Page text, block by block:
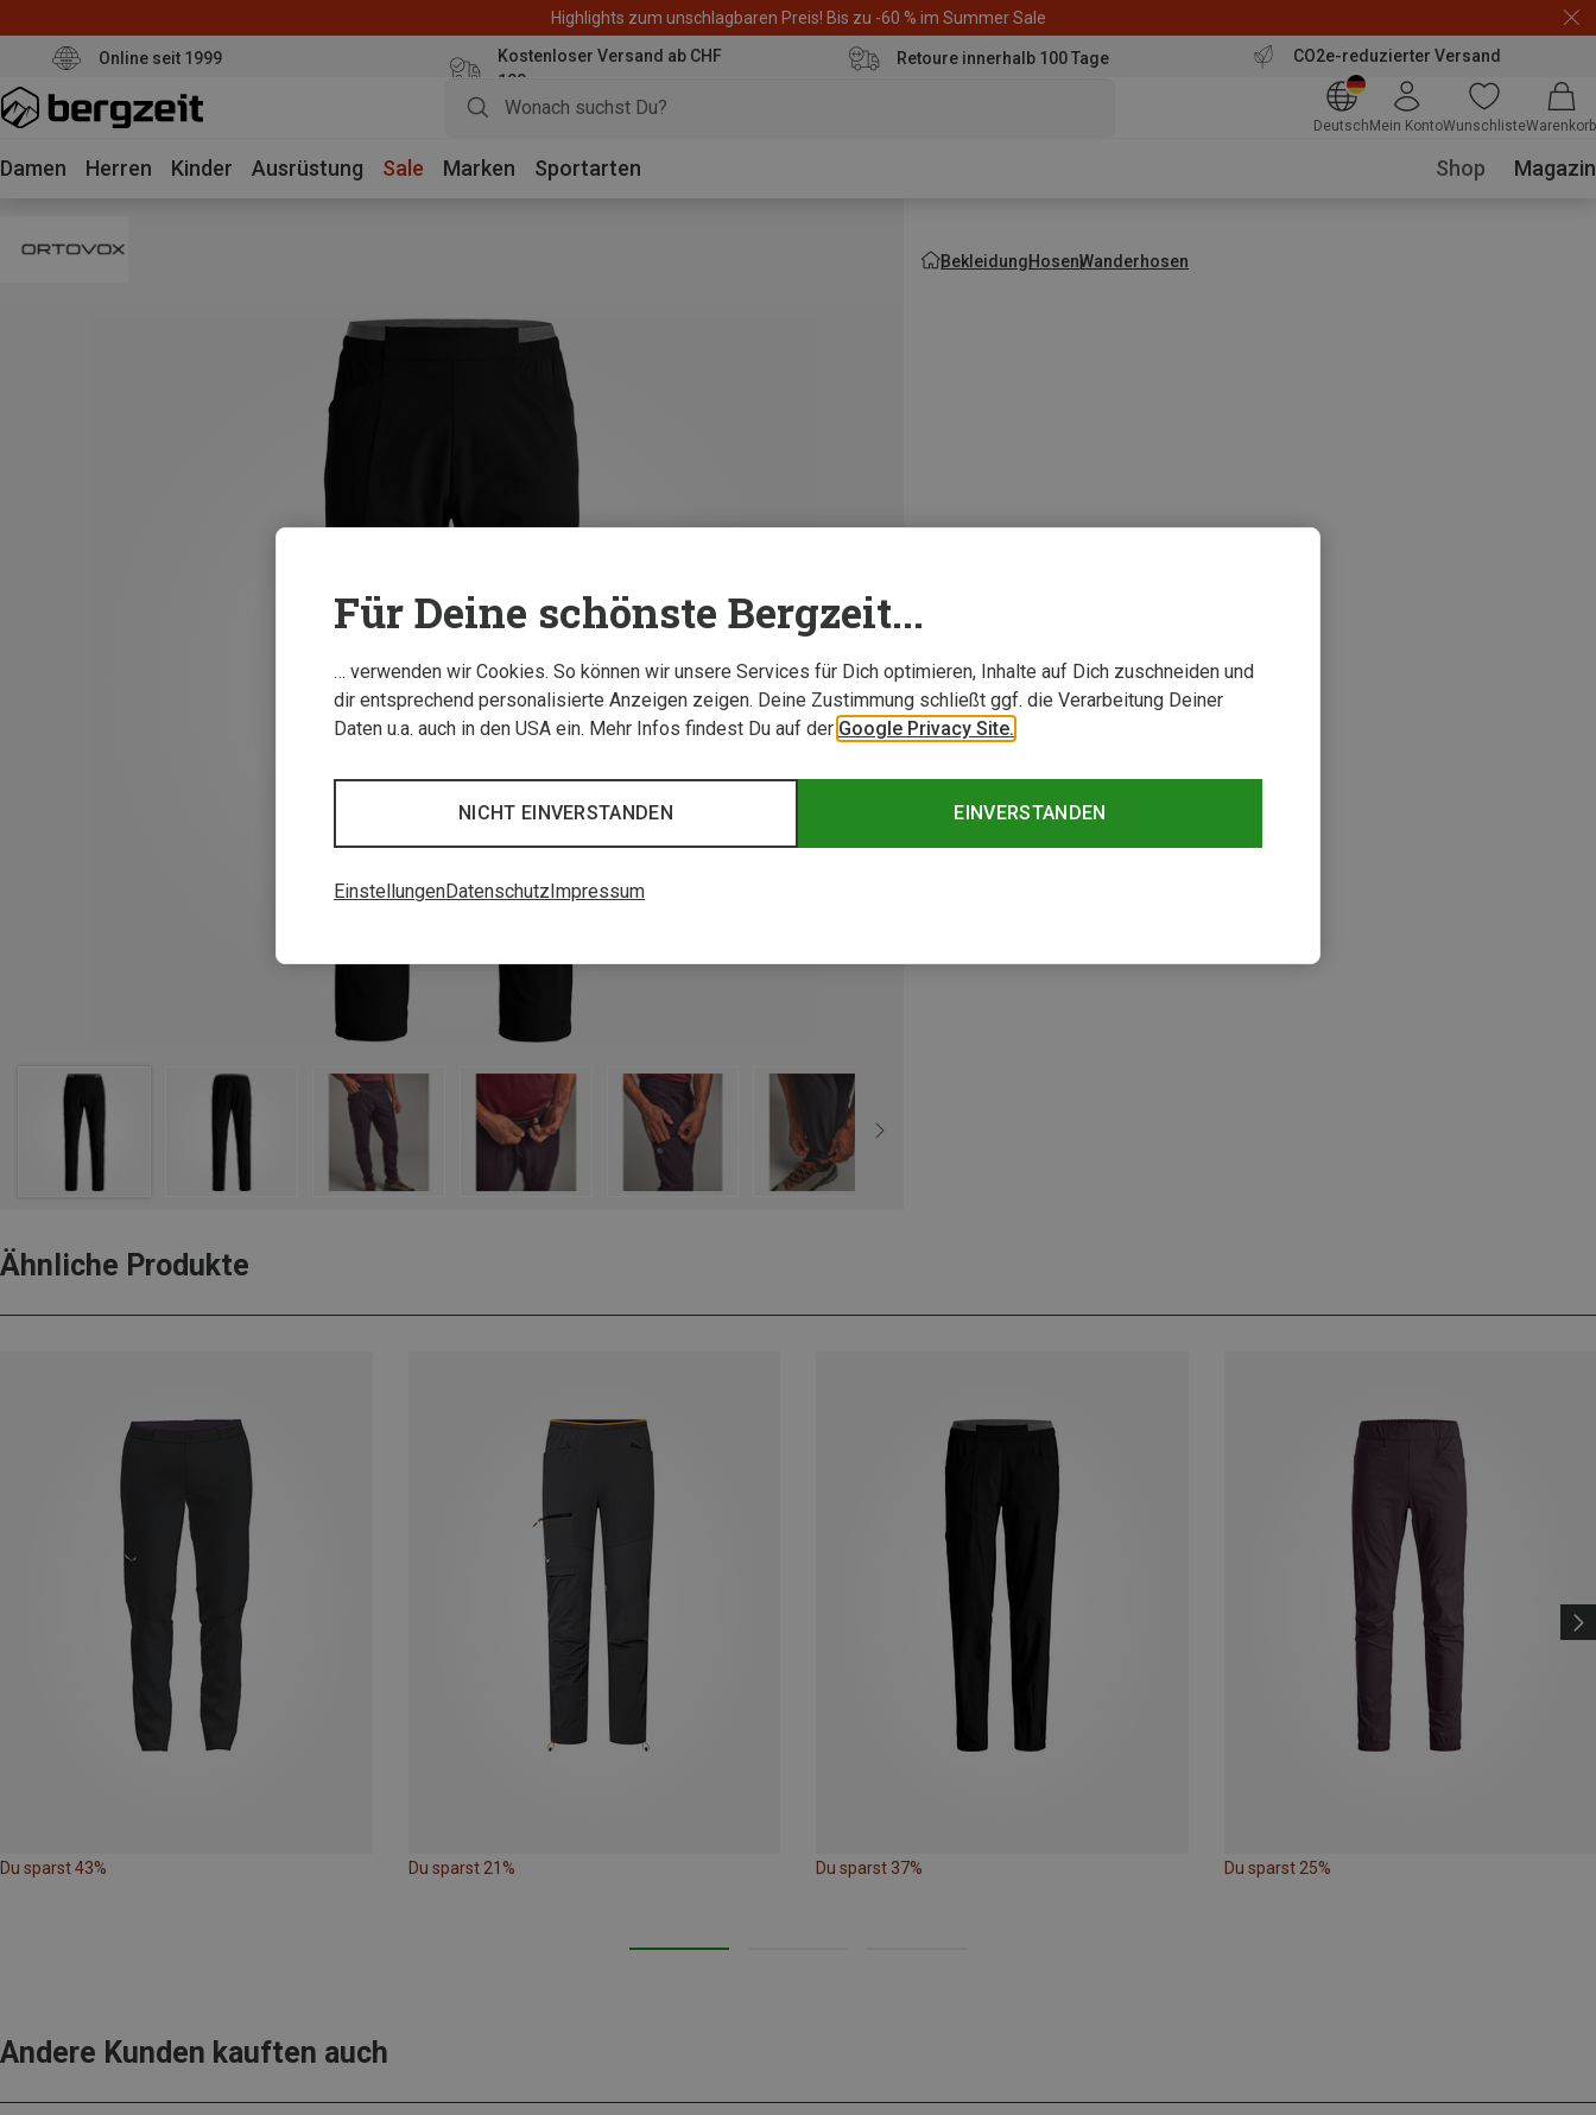
Highlights zum unschlagbaren Preis! Bis zu -60 % im Summer Sale
Online seit 1999
Kostenloser Versand ab CHF
100
Retoure innerhalb 100 Tage CO2e-reduzierter Versand
Deutsch Mein KontoWunschlisteWarenkorb
Damen Herren Kinder Ausrüstung Sale Marken Sportarten Shop Magazin
BekleidungHosenWanderhosen
Ähnliche Produkte
Du sparst 43% Du sparst 21% Du sparst 37% Du sparst 25%
Andere Kunden kauften auch
Für Deine schönste Bergzeit...
… verwenden wir Cookies. So können wir unsere Services für Dich optimieren, Inhalte auf Dich zuschneiden und
dir entsprechend personalisierte Anzeigen zeigen. Deine Zustimmung schließt ggf. die Verarbeitung Deiner
Daten u.a. auch in den USA ein. Mehr Infos findest Du auf der Google Privacy Site.
EINVERSTANDEN
NICHT EINVERSTANDEN
EinstellungenDatenschutzImpressum